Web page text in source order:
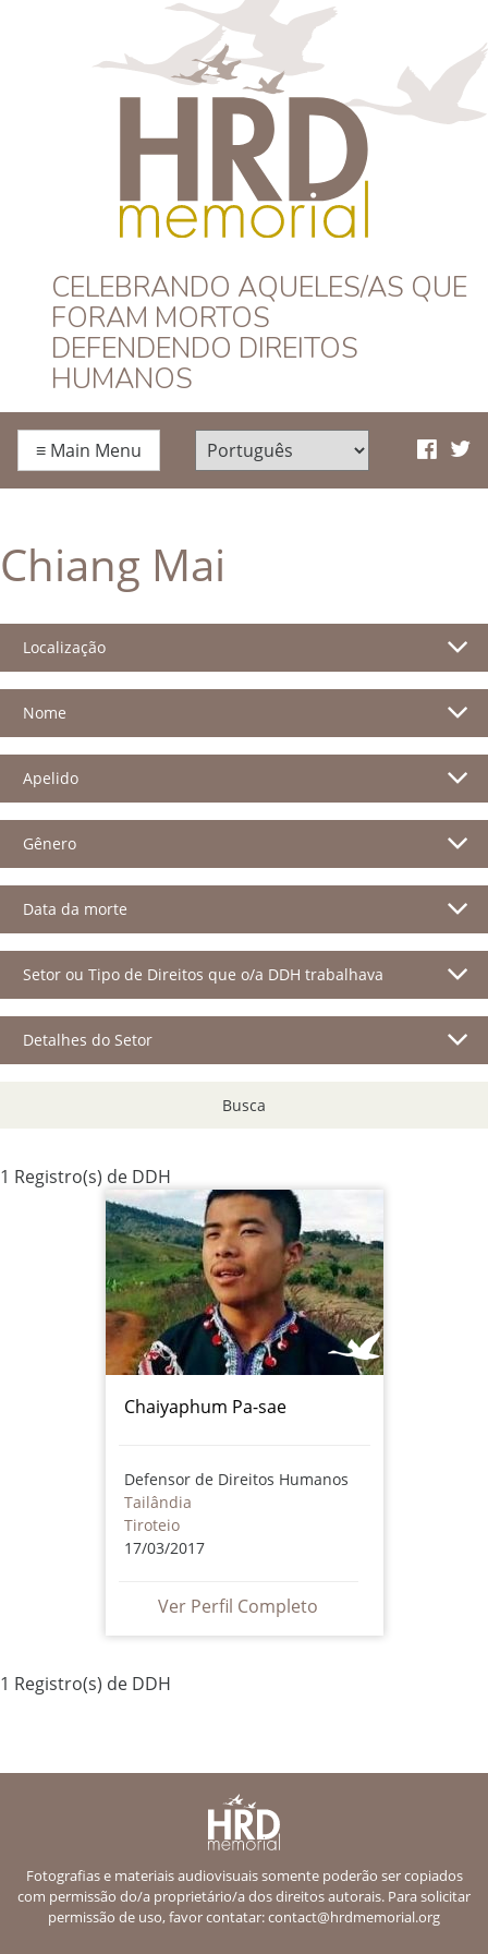
HRD Memorial –
Português
CELEBRANDO AQUELES/AS QUE
FORAM MORTOS
DEFENDENDO DIREITOS
HUMANOS
≡ Main Menu
Chiang Mai
Localização
Nome
Apelido
Gênero
Data da morte
Setor ou Tipo de Direitos que o/a DDH trabalhava
Detalhes do Setor
Busca
1 Registro(s) de DDH
Chaiyaphum Pa-sae
Defensor de Direitos Humanos
Tailândia
Tiroteio
17/03/2017
Ver Perfil Completo
1 Registro(s) de DDH
Fotografias e materiais audiovisuais somente poderão ser copiados
com permissão do/a proprietário/a dos direitos autorais. Para solicitar
permissão de uso, favor contatar:contact@hrdmemorial.org